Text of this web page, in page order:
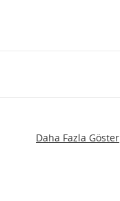
Daha Fazla Göster